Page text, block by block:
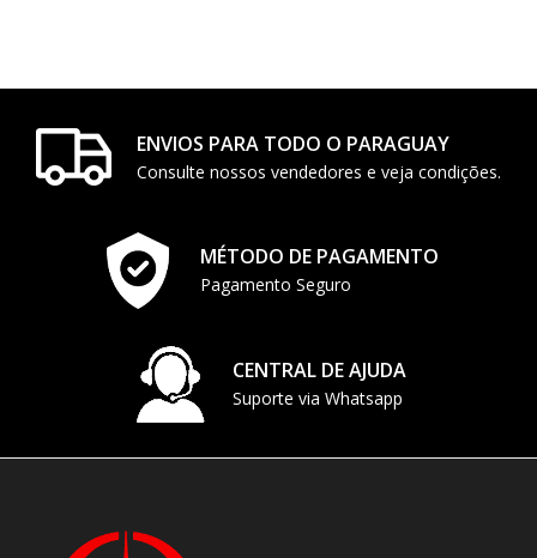
ENVIOS PARA TODO O PARAGUAY
Consulte nossos vendedores e veja condições.
MÉTODO DE PAGAMENTO
Pagamento Seguro
CENTRAL DE AJUDA
Suporte via Whatsapp